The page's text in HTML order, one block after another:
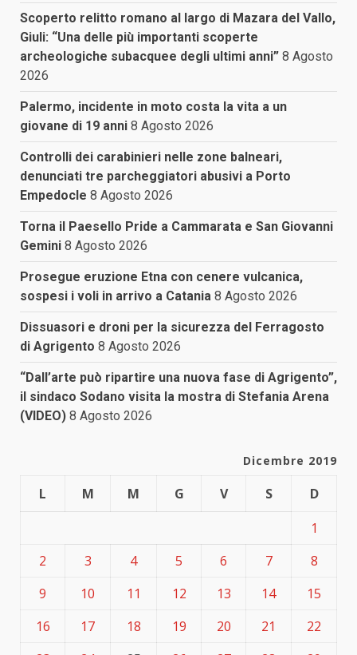
Scoperto relitto romano al largo di Mazara del Vallo,
Giuli: “Una delle più importanti scoperte
archeologiche subacquee degli ultimi anni” 8 Agosto
2026
Palermo, incidente in moto costa la vita a un
giovane di 19 anni 8 Agosto 2026
Controlli dei carabinieri nelle zone balneari,
denunciati tre parcheggiatori abusivi a Porto
Empedocle 8 Agosto 2026
Torna il Paesello Pride a Cammarata e San Giovanni
Gemini 8 Agosto 2026
Prosegue eruzione Etna con cenere vulcanica,
sospesi i voli in arrivo a Catania 8 Agosto 2026
Dissuasori e droni per la sicurezza del Ferragosto
di Agrigento 8 Agosto 2026
“Dall’arte può ripartire una nuova fase di Agrigento”,
il sindaco Sodano visita la mostra di Stefania Arena
(VIDEO) 8 Agosto 2026
Dicembre 2019
L M M G V S
D
1
2
3 4 5 6 7
8
9
10 11 12 13 14
15
16
17 18 19 20 21
22